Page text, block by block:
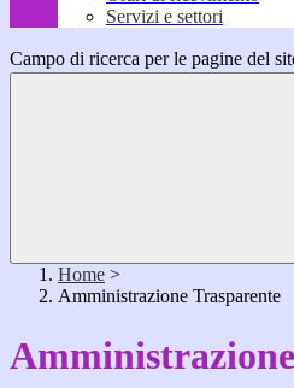
Servizi e settori
Campo di ricerca per le pagine del
Home >
Amministrazione Trasparente